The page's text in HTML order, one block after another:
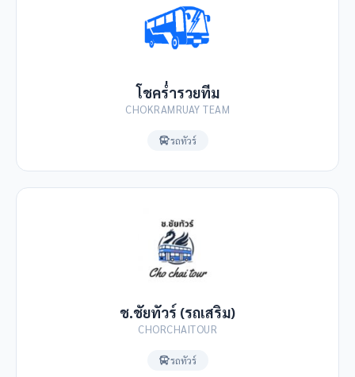
โชคร่ำรวยทีม
CHOKRAMRUAY TEAM
รถทัวร์
ช.ชัยทัวร์ (รถเสริม)
CHORCHAITOUR
รถทัวร์